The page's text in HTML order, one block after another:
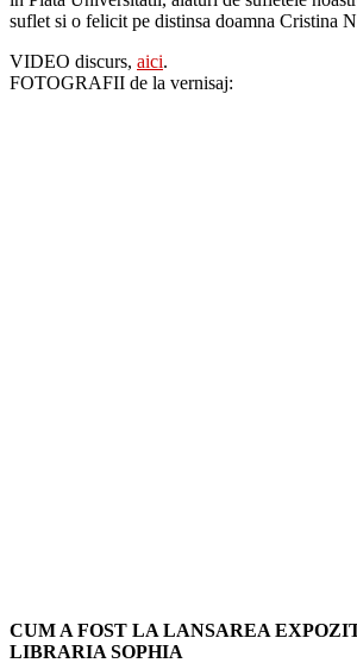
suflet si o felicit pe distinsa doamna Cristina
VIDEO discurs, aici.
FOTOGRAFII de la vernisaj:
CUM A FOST LA LANSAREA
LIBRARIA SOPHIA